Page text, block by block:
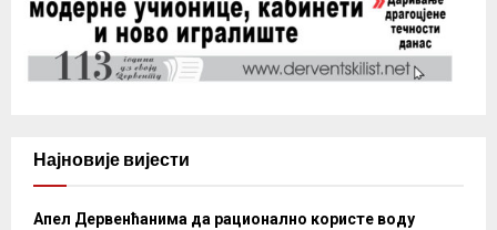
Најновије вијести
Апел Дервенћанима да рационално користе воду